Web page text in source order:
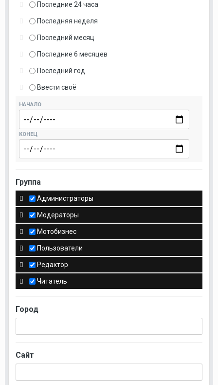
Последние 24 часа
Последняя неделя
Последний месяц
Последние 6 месяцев
Последний год
Ввести своё
НАЧАЛО
КОНЕЦ
Группа
Администраторы
Модераторы
Мотобизнес
Пользователи
Редактор
Читатель
Город
Сайт